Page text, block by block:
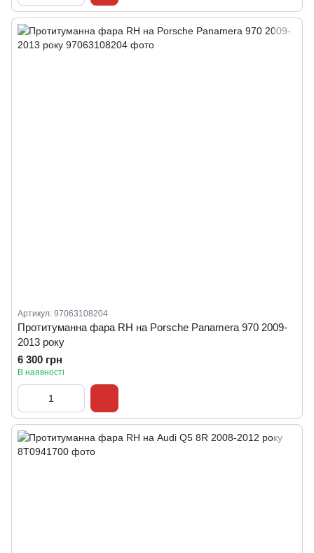
Артикул: 97063108204
Протитуманна фара RH на Porsche Panamera 970 2009-
2013 року
6 300 грн
В наявності